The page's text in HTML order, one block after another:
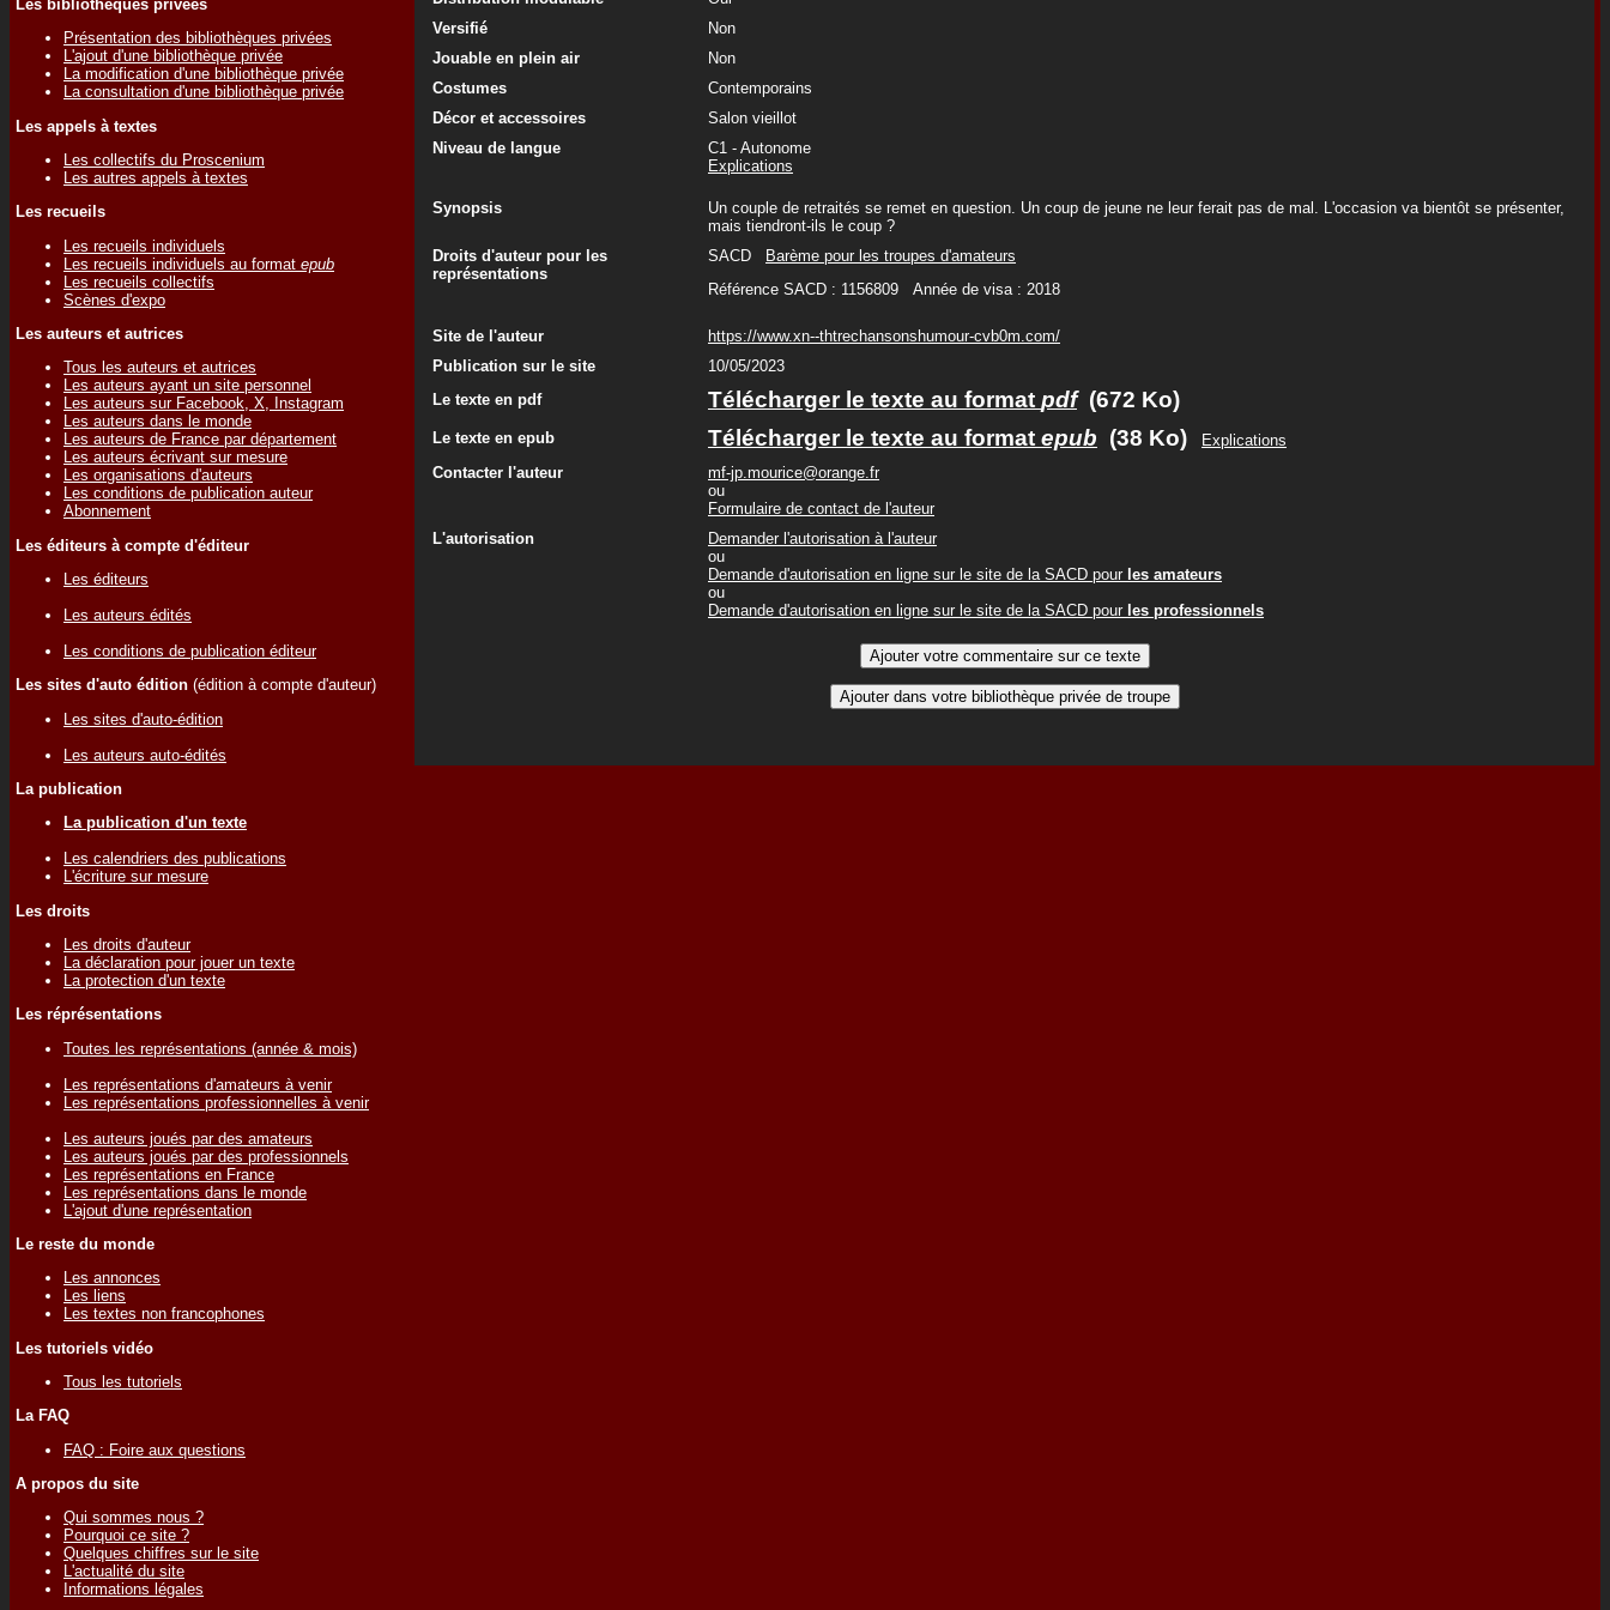
Les bibliothèques privées
Présentation des bibliothèques privées
L'ajout d'une bibliothèque privée
La modification d'une bibliothèque privée
La consultation d'une bibliothèque privée
Les appels à textes
Les collectifs du Proscenium
Les autres appels à textes
Les recueils
Les recueils individuels
Les recueils individuels au format epub
Les recueils collectifs
Scènes d'expo
Les auteurs et autrices
Tous les auteurs et autrices
Les auteurs ayant un site personnel
Les auteurs sur Facebook, X, Instagram
Les auteurs dans le monde
Les auteurs de France par département
Les auteurs écrivant sur mesure
Les organisations d'auteurs
Les conditions de publication auteur
Abonnement
Les éditeurs à compte d'éditeur
Les éditeurs
Les auteurs édités
Les conditions de publication éditeur
Les sites d'auto édition (édition à compte d'auteur)
Les sites d'auto-édition
Les auteurs auto-édités
La publication
La publication d'un texte
Les calendriers des publications
L'écriture sur mesure
Les droits
Les droits d'auteur
La déclaration pour jouer un texte
La protection d'un texte
Les réprésentations
Toutes les représentations (année & mois)
Les représentations d'amateurs à venir
Les représentations professionnelles à venir
Les auteurs joués par des amateurs
Les auteurs joués par des professionnels
Les représentations en France
Les représentations dans le monde
L'ajout d'une représentation
Le reste du monde
Les annonces
Les liens
Les textes non francophones
Les tutoriels vidéo
Tous les tutoriels
La FAQ
FAQ : Foire aux questions
A propos du site
Qui sommes nous ?
Pourquoi ce site ?
Quelques chiffres sur le site
L'actualité du site
Informations légales
Versifié
Non
Jouable en plein air
Non
Costumes
Contemporains
Décor et accessoires
Salon vieillot
Niveau de langue
C1 - Autonome
Explications
Synopsis
Un couple de retraités se remet en question. Un coup de jeune ne leur ferait pas de mal. L'occasion va bientôt se présenter,
mais tiendront-ils le coup ?
Droits d'auteur pour les
représentations
SACD
Barème pour les troupes d'amateurs
Référence SACD : 1156809 Année de visa : 2018
Site de l'auteur
https://www.xn--thtrechansonshumour-cvb0m.com/
Publication sur le site
10/05/2023
Le texte en pdf
Télécharger le texte au format pdf(672 Ko)
Le texte en epub Télécharger le texte au format epub (38 Ko)
Explications
Contacter l'auteur
mf-jp.mourice@orange.fr
ou
Formulaire de contact de l'auteur
L'autorisation
Demander l'autorisation à l'auteur
ou
Demande d'autorisation en ligne sur le site de la SACD pour les amateurs
ou
Demande d'autorisation en ligne sur le site de la SACD pour les professionnels